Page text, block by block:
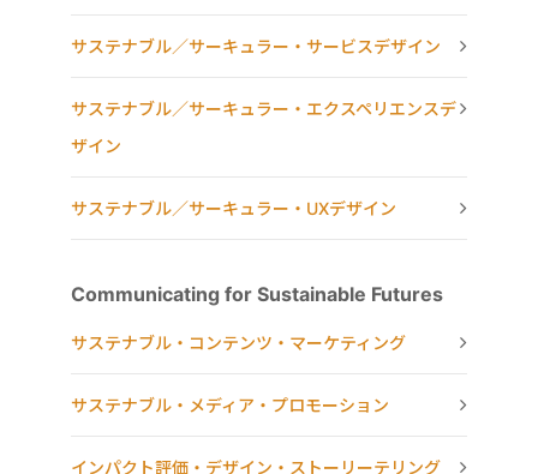
サステナブル／サーキュラー・サービスデザイン
サステナブル／サーキュラー・エクスペリエンスデ
ザイン
サステナブル／サーキュラー・UXデザイン
Communicating for Sustainable Futures
サステナブル・コンテンツ・マーケティング
サステナブル・メディア・プロモーション
インパクト評価・デザイン・ストーリーテリング